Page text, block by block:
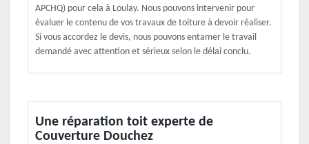
APCHQ) pour cela à Loulay. Nous pouvons intervenir pour
évaluer le contenu de vos travaux de toiture à devoir réaliser.
Si vous accordez le devis, nous pouvons entamer le travail
demandé avec attention et sérieux selon le délai conclu.
Une réparation toit experte de
Couverture Douchez